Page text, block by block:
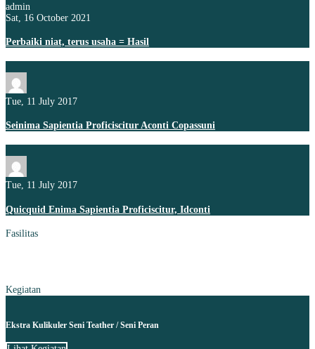
admin
Sat, 16 October 2021
Perbaiki niat, terus usaha = Hasil
Tue, 11 July 2017
Seinima Sapientia Proficiscitur Aconti Copassuni
Tue, 11 July 2017
Quicquid Enima Sapientia Proficiscitur, Idconti
Fasilitas
Kegiatan
Ekstra Kulikuler Seni Teather / Seni Peran